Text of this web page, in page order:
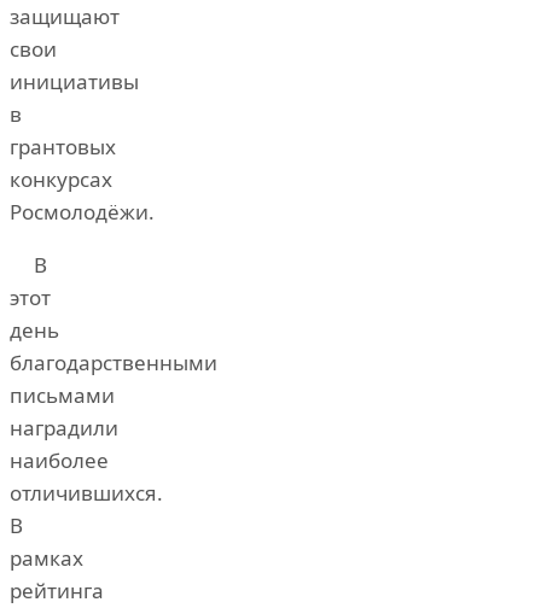
защищают
свои
инициативы
в
грантовых
конкурсах
Росмолодёжи.
В
этот
день
благодарственными
письмами
наградили
наиболее
отличившихся.
В
рамках
рейтинга